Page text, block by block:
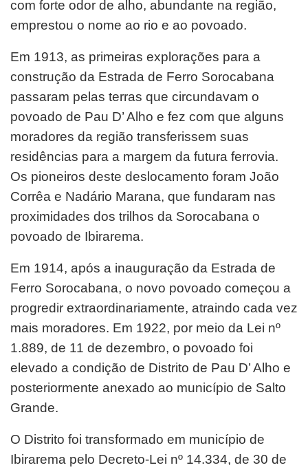
com forte odor de alho, abundante na região,
emprestou o nome ao rio e ao povoado.
Em 1913, as primeiras explorações para a
construção da Estrada de Ferro Sorocabana
passaram pelas terras que circundavam o
povoado de Pau D’ Alho e fez com que alguns
moradores da região transferissem suas
residências para a margem da futura ferrovia.
Os pioneiros deste deslocamento foram João
Corrêa e Nadário Marana, que fundaram nas
proximidades dos trilhos da Sorocabana o
povoado de Ibirarema.
Em 1914, após a inauguração da Estrada de
Ferro Sorocabana, o novo povoado começou a
progredir extraordinariamente, atraindo cada vez
mais moradores. Em 1922, por meio da Lei nº
1.889, de 11 de dezembro, o povoado foi
elevado a condição de Distrito de Pau D’ Alho e
posteriormente anexado ao município de Salto
Grande.
O Distrito foi transformado em município de
Ibirarema pelo Decreto-Lei nº 14.334, de 30 de